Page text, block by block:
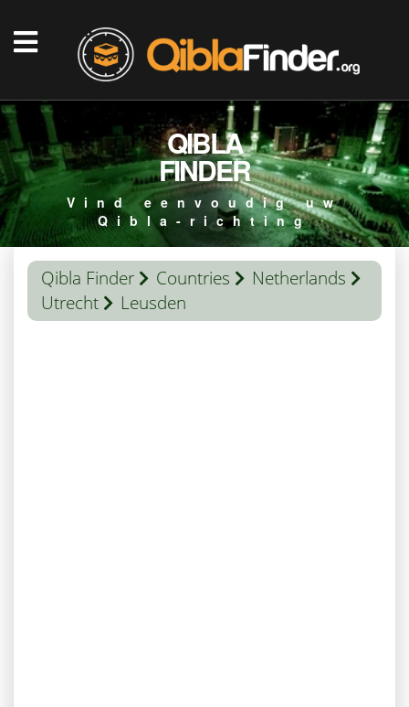
QIBLA
FINDER
Vind eenvoudig uw
Qibla-richting
Qibla Finder Countries
Netherlands
Utrecht
Leusden